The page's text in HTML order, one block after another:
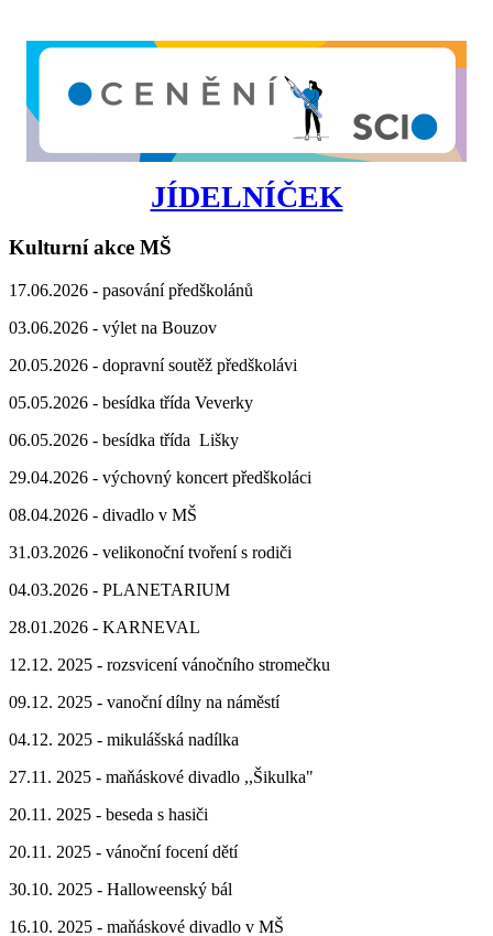
JÍDELNÍČEK
Kulturní akce MŠ
17.06.2026 - pasování předškolánů
03.06.2026 - výlet na Bouzov
20.05.2026 - dopravní soutěž předškolávi
05.05.2026 - besídka třída Veverky
06.05.2026 - besídka třída Lišky
29.04.2026 - výchovný koncert předškoláci
08.04.2026 - divadlo v MŠ
31.03.2026 - velikonoční tvoření s rodiči
04.03.2026 - PLANETARIUM
28.01.2026 - KARNEVAL
12.12. 2025 - rozsvicení vánočního stromečku
09.12. 2025 - vanoční dílny na náměstí
04.12. 2025 - mikulášská nadílka
27.11. 2025 - maňáskové divadlo ,,Šikulka"
20.11. 2025 - beseda s hasiči
20.11. 2025 - vánoční focení dětí
30.10. 2025 - Halloweenský bál
16.10. 2025 - maňáskové divadlo v MŠ